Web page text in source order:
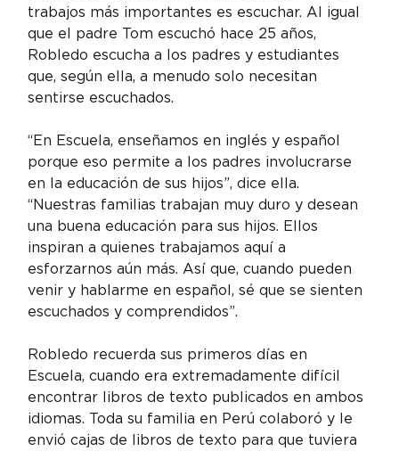
trabajos más importantes es escuchar. Al igual
que el padre Tom escuchó hace 25 años,
Robledo escucha a los padres y estudiantes
que, según ella, a menudo solo necesitan
sentirse escuchados.
“En Escuela, enseñamos en inglés y español
porque eso permite a los padres involucrarse
en la educación de sus hijos”, dice ella.
“Nuestras familias trabajan muy duro y desean
una buena educación para sus hijos. Ellos
inspiran a quienes trabajamos aquí a
esforzarnos aún más. Así que, cuando pueden
venir y hablarme en español, sé que se sienten
escuchados y comprendidos”.
Robledo recuerda sus primeros días en
Escuela, cuando era extremadamente difícil
encontrar libros de texto publicados en ambos
idiomas. Toda su familia en Perú colaboró y le
envió cajas de libros de texto para que tuviera